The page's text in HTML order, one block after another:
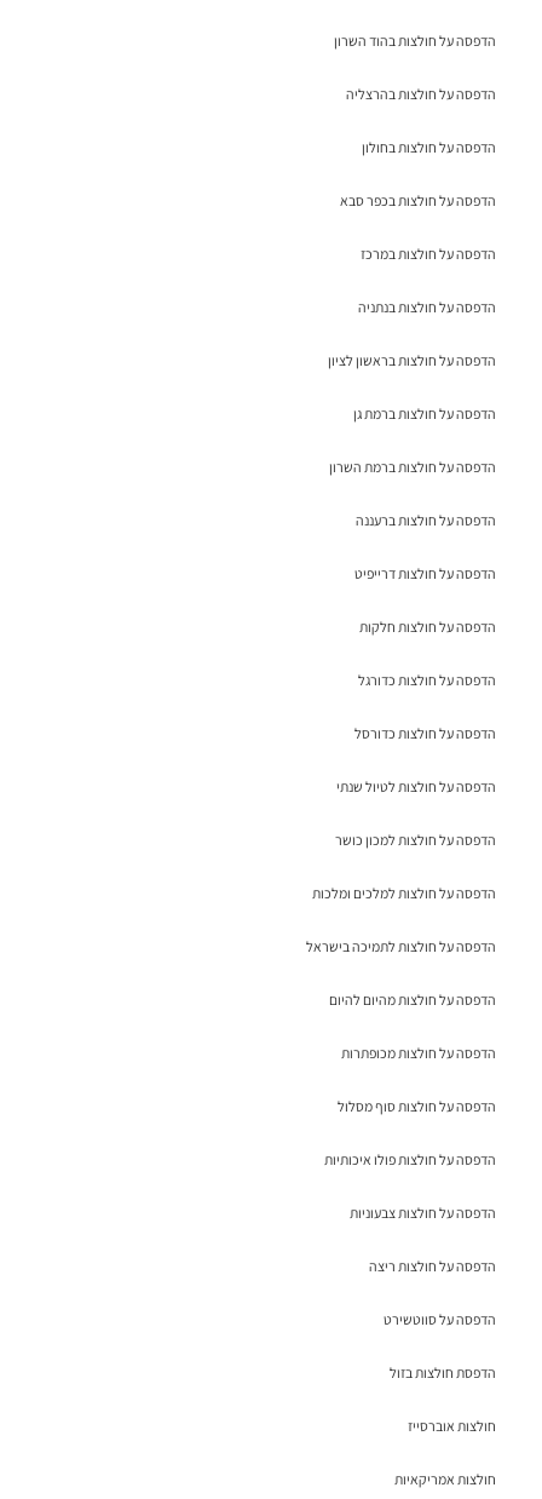
הדפסה על חולצות בהוד השרון
הדפסה על חולצות בהרצליה
הדפסה על חולצות בחולון
הדפסה על חולצות בכפר סבא
הדפסה על חולצות במרכז
הדפסה על חולצות בנתניה
הדפסה על חולצות בראשון לציון
הדפסה על חולצות ברמת גן
הדפסה על חולצות ברמת השרון
הדפסה על חולצות ברעננה
הדפסה על חולצות דרייפיט
הדפסה על חולצות חלקות
הדפסה על חולצות כדורגל
הדפסה על חולצות כדורסל
הדפסה על חולצות לטיול שנתי
הדפסה על חולצות למכון כושר
הדפסה על חולצות למלכים ומלכות
הדפסה על חולצות לתמיכה בישראל
הדפסה על חולצות מהיום להיום
הדפסה על חולצות מכופתרות
הדפסה על חולצות סוף מסלול
הדפסה על חולצות פולו איכותיות
הדפסה על חולצות צבעוניות
הדפסה על חולצות ריצה
הדפסה על סווטשירט
הדפסת חולצות בזול
חולצות אוברסייז
חולצות אמריקאיות